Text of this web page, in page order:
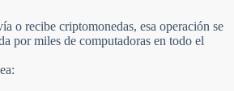
o recibe criptomonedas, esa operación se
por miles de computadoras en todo el